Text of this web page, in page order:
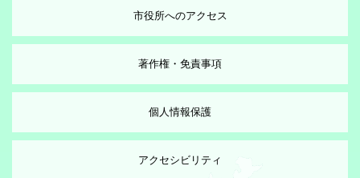
市役所へのアクセス
著作権・免責事項
個人情報保護
アクセシビリティ